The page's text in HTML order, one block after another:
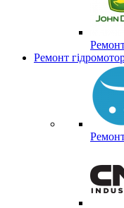
Ремонт